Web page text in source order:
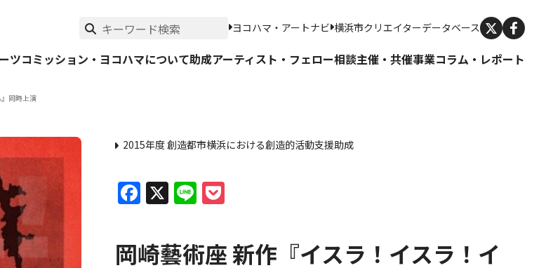
ヨコハマ・アートナビ 横浜市クリエイターデータベース
ツコミッション・ヨコハマについて助成アーティスト・フェロー相談主催・共催事業コラム・レポート
同時上演
2015年度 創造都市横浜における創造的活動支援助成
Facebook
X Line
岡崎藝術座 新作『イスラ！イスラ！イ